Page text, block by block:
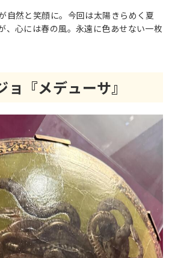
自然と笑顔に。今回は太陽きらめく夏
、心には春の風。永遠に色あせない一枚
『メデューサ』